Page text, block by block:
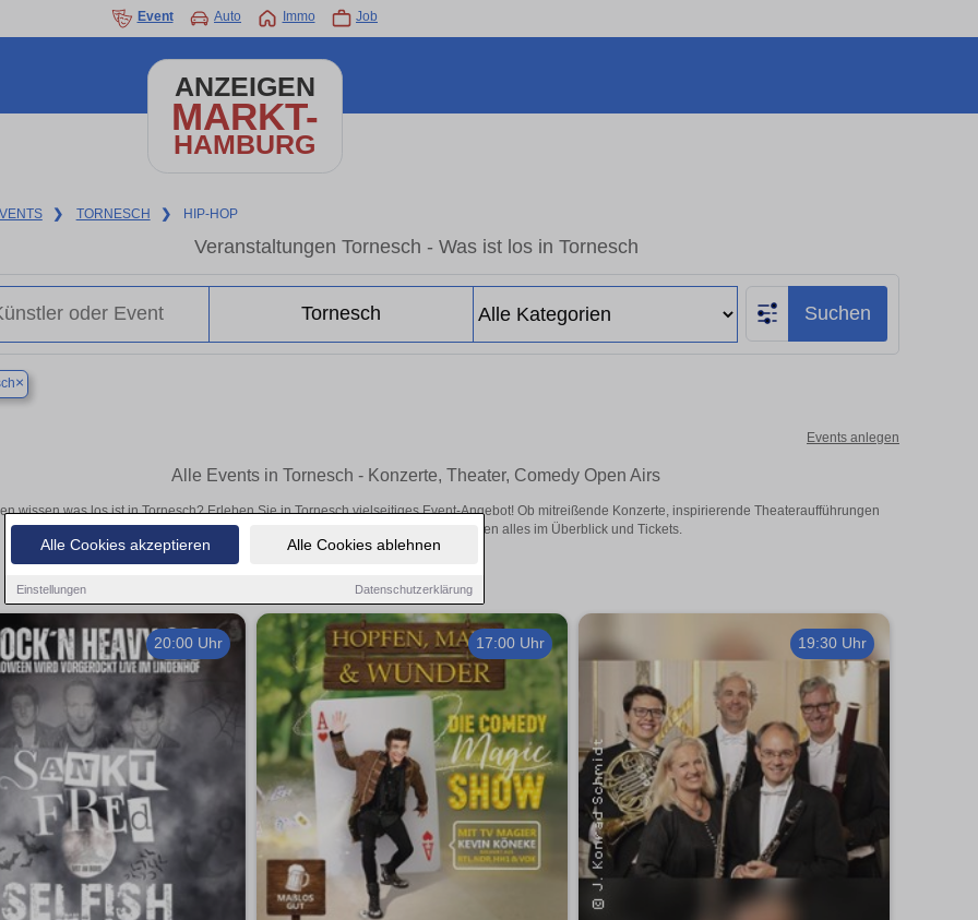
Alle Cookies akzeptieren Alle Cookies ablehnen
Einstellungen Datenschutzerklärung
Event Auto Immo Job
ANZEIGEN
MARKT-
HAMBURG
❯ TORNESCH ❯ HIP-HOP
Veranstaltungen Tornesch - Was ist los in Tornesch
Suchen
×
Events anlegen
Alle Events in Tornesch - Konzerte, Theater, Comedy Open Airs
wissen was los ist in Tornesch? Erleben Sie in Tornesch vielseitiges Event-Angebot! Ob mitreißende Konzerte, inspirierende Theateraufführungen
oder aufregende Veranstaltungen in Tornesch – hier finden alles im Überblick und Tickets.
20:00 Uhr 17:00 Uhr 19:30 Uhr